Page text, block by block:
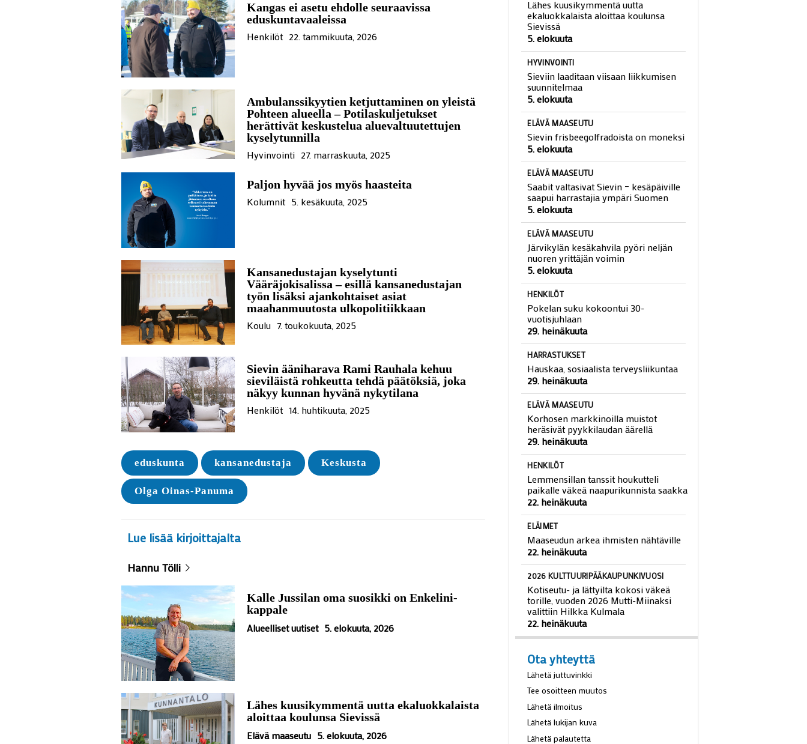
Kangas ei asetu ehdolle seuraavissa
eduskuntavaaleissa
Henkilöt 22. tammikuuta, 2026
Ambulanssikyytien ketjuttaminen on yleistä
Pohteen alueella – Potilaskuljetukset
herättivät keskustelua aluevaltuutettujen
kyselytunnilla
Hyvinvointi 27. marraskuuta, 2025
Paljon hyvää jos myös haasteita
Kolumnit 5. kesäkuuta, 2025
Kansanedustajan kyselytunti
Vääräjokisalissa – esillä kansanedustajan
työn lisäksi ajankohtaiset asiat
maahanmuutosta ulkopolitiikkaan
Koulu 7. toukokuuta, 2025
Sievin ääniharava Rami Rauhala kehuu
sieviläistä rohkeutta tehdä päätöksiä, joka
näkyy kunnan hyvänä nykytilana
Henkilöt 14. huhtikuuta, 2025
eduskunta kansanedustaja Keskusta
Olga Oinas-Panuma
Lue lisää kirjoittajalta
Hannu Tölli
Kalle Jussilan oma suosikki on Enkelini-
kappale
Alueelliset uutiset 5. elokuuta, 2026
Lähes kuusikymmentä uutta ekaluokkalaista
aloittaa koulunsa Sievissä
Elävä maaseutu 5. elokuuta, 2026
ELÄVÄ MAASEUTU
Lähes kuusikymmentä uutta
ekaluokkalaista aloittaa koulunsa
Sievissä
5. elokuuta
HYVINVOINTI
Sieviin laaditaan viisaan liikkumisen
suunnitelmaa
5. elokuuta
ELÄVÄ MAASEUTU
Sievin frisbeegolfradoista on moneksi
5. elokuuta
ELÄVÄ MAASEUTU
Saabit valtasivat Sievin – kesäpäiville
saapui harrastajia ympäri Suomen
5. elokuuta
ELÄVÄ MAASEUTU
Järvikylän kesäkahvila pyöri neljän
nuoren yrittäjän voimin
5. elokuuta
HENKILÖT
Pokelan suku kokoontui 30-
vuotisjuhlaan
29. heinäkuuta
HARRASTUKSET
Hauskaa, sosiaalista terveysliikuntaa
29. heinäkuuta
ELÄVÄ MAASEUTU
Korhosen markkinoilla muistot
heräsivät pyykkilaudan äärellä
29. heinäkuuta
HENKILÖT
Lemmensillan tanssit houkutteli
paikalle väkeä naapurikunnista saakka
22. heinäkuuta
ELÄIMET
Maaseudun arkea ihmisten nähtäville
22. heinäkuuta
2026 KULTTUURIPÄÄKAUPUNKIVUOSI
Kotiseutu- ja lättyilta kokosi väkeä
torille, vuoden 2026 Mutti-Miinaksi
valittiin Hilkka Kulmala
22. heinäkuuta
Ota yhteyttä
Lähetä juttuvinkki
Tee osoitteen muutos
Lähetä ilmoitus
Lähetä lukijan kuva